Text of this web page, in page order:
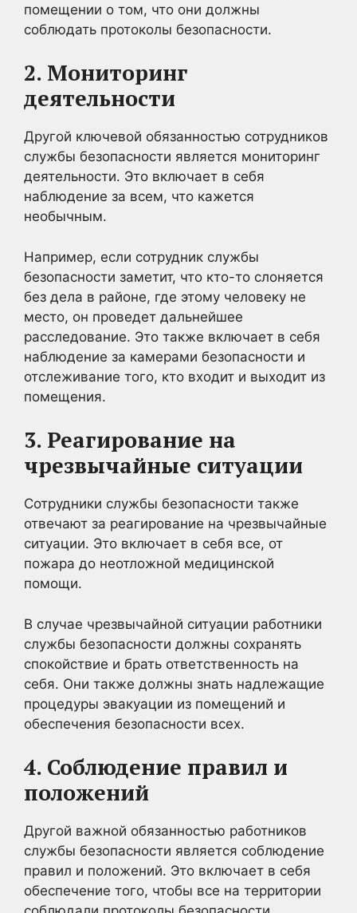
помещении о том, что они должны
соблюдать протоколы безопасности.
2. Мониторинг
деятельности
Другой ключевой обязанностью сотрудников
службы безопасности является мониторинг
деятельности. Это включает в себя
наблюдение за всем, что кажется
необычным.
Например, если сотрудник службы
безопасности заметит, что кто-то слоняется
без дела в районе, где этому человеку не
место, он проведет дальнейшее
расследование. Это также включает в себя
наблюдение за камерами безопасности и
отслеживание того, кто входит и выходит из
помещения.
3. Реагирование на
чрезвычайные ситуации
Сотрудники службы безопасности также
отвечают за реагирование на чрезвычайные
ситуации. Это включает в себя все, от
пожара до неотложной медицинской
помощи.
В случае чрезвычайной ситуации работники
службы безопасности должны сохранять
спокойствие и брать ответственность на
себя. Они также должны знать надлежащие
процедуры эвакуации из помещений и
обеспечения безопасности всех.
4. Соблюдение правил и
положений
Другой важной обязанностью работников
службы безопасности является соблюдение
правил и положений. Это включает в себя
обеспечение того, чтобы все на территории